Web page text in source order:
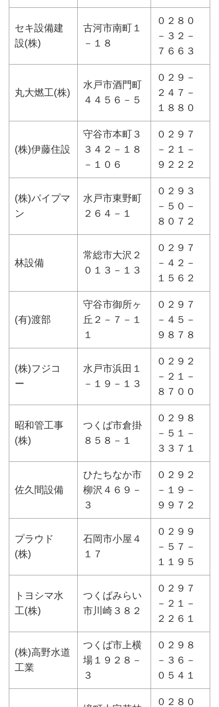
セキ設備建
設(株)
古河市南町１
－１８
０２８０
－３２－
７６６３
丸大燃工(株)
水戸市酒門町
４４５６－５
０２９－
２４７－
１８８０
(株)伊藤住設
守谷市本町３
３４２－１８
－１０６
０２９７
－２１－
９２２２
(株)パイプマ
ン
水戸市東野町
２６４－１
０２９３
－５０－
８０７２
林設備
常総市大沢２
０１３－１３
０２９７
－４２－
１５６２
(有)渡部
守谷市御所ヶ
丘２－７－１
１
０２９７
－４５－
９８７８
(株)フジコ
ー
水戸市浜田１
－１９－１３
０２９２
－２１－
８７００
昭和管工事
(株)
つくば市倉掛
８５８－１
０２９８
－５１－
３３７１
佐久間設備
ひたちなか市
柳沢４６９－
３
０２９２
－１９－
９９７２
プラウド
(株)
石岡市小屋４
１７
０２９９
－５７－
１１９５
トヨシマ水
工(株)
つくばみらい
市川崎３８２
０２９７
－２１－
２２６１
(株)高野水道
工業
つくば市上横
場１９２８－
３
０２９８
－３６－
０５４１
０２８０